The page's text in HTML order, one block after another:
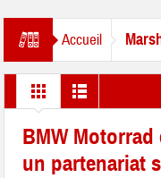
Accueil
BMW
un partenariat